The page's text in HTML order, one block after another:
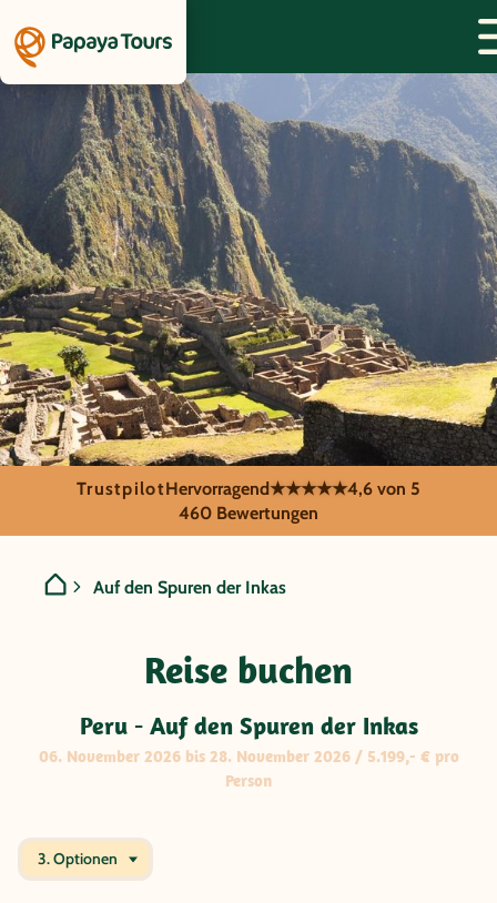
GRUPPENREISE:
Peru - Auf den Spuren
TrustpilotHervorragend★★★★★4,6 von 5
460 Bewertungen
Auf den Spuren der Inkas
Reise buchen
Peru - Auf den Spuren der Inkas
06. November 2026 bis 28. November 2026 / 5.199,- € pro
Person
3. Optionen